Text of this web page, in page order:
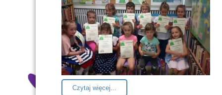
Czytaj więcej...